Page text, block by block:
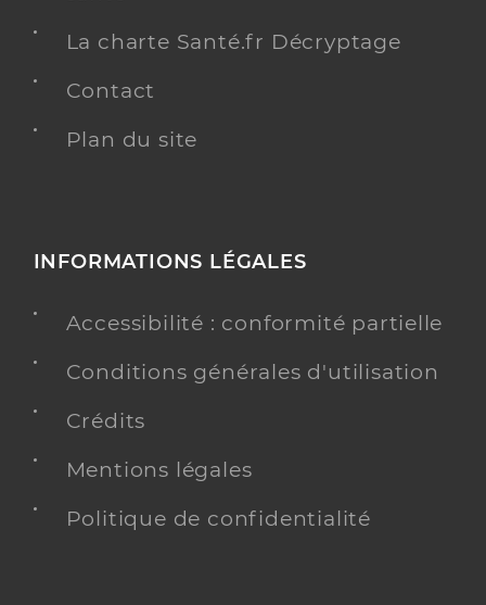
La charte Santé.fr Décryptage
Contact
Plan du site
INFORMATIONS LÉGALES
Accessibilité : conformité partielle
Conditions générales d'utilisation
Crédits
Mentions légales
Politique de confidentialité